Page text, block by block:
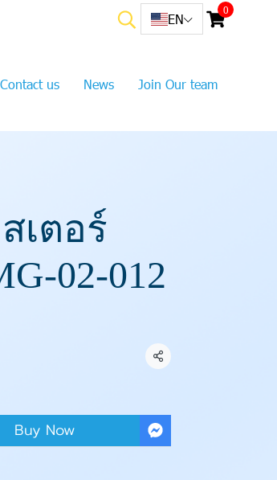
EN
0
Contact us News Join Our team
เตอร์
02-012
Share
Buy Now